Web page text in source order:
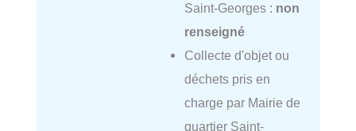
Saint-Georges : non
renseigné
Collecte d'objet ou
déchets pris en
charge par Mairie de
quartier Saint-